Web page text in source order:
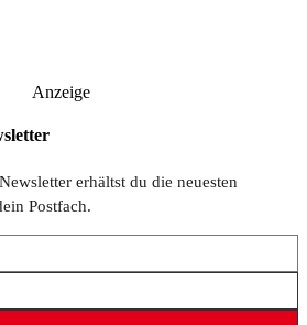
Anzeige
erhältst du die neuesten
Postfach.